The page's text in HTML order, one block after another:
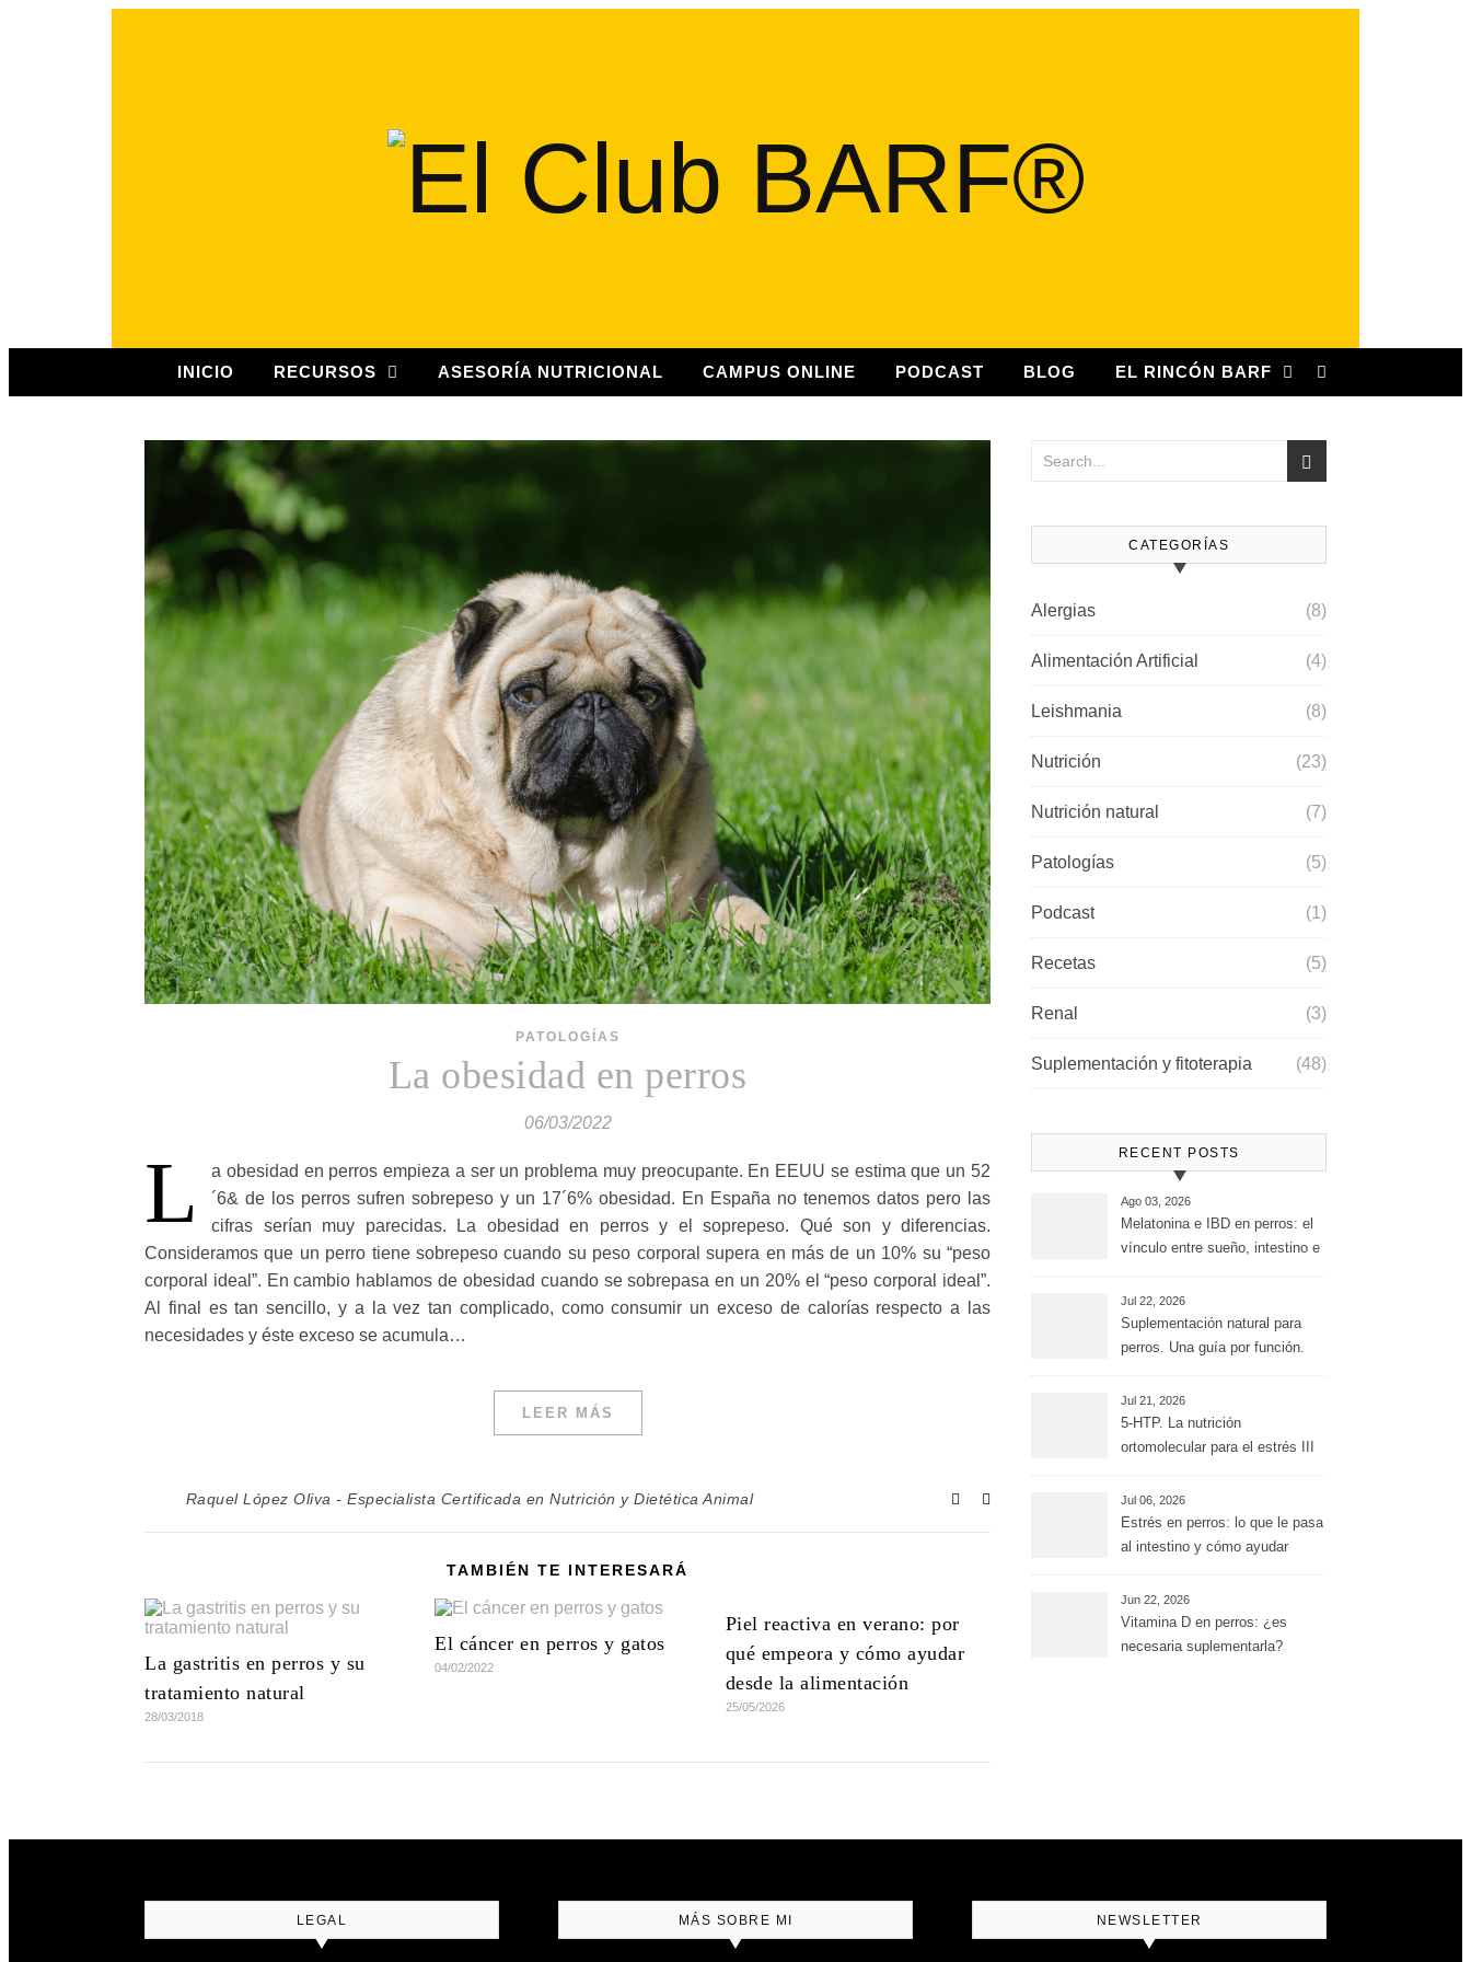
INICIO RECURSOS ASESORÍA NUTRICIONAL CAMPUS ONLINE PODCAST BLOG EL RINCÓN BARF
PATOLOGÍAS
La obesidad en perros
06/03/2022
L
a obesidad en perros empieza a ser un problema muy preocupante. En EEUU se estima que un 52
´6& de los perros sufren sobrepeso y un 17´6% obesidad. En España no tenemos datos pero las
cifras serían muy parecidas. La obesidad en perros y el soprepeso. Qué son y diferencias.
Consideramos que un perro tiene sobrepeso cuando su peso corporal supera en más de un 10% su “peso
corporal ideal”. En cambio hablamos de obesidad cuando se sobrepasa en un 20% el “peso corporal ideal”.
Al final es tan sencillo, y a la vez tan complicado, como consumir un exceso de calorías respecto a las
necesidades y éste exceso se acumula…
LEER MÁS
Raquel López Oliva - Especialista Certificada en Nutrición y Dietética Animal
TAMBIÉN TE INTERESARÁ
La gastritis en perros y su
tratamiento natural
28/03/2018
El cáncer en perros y gatos
04/02/2022
Piel reactiva en verano: por
qué empeora y cómo ayudar
desde la alimentación
25/05/2026
CATEGORÍAS
Alergias (8)
Alimentación Artificial (4)
Leishmania (8)
Nutrición (23)
Nutrición natural (7)
Patologías (5)
Podcast (1)
Recetas (5)
Renal (3)
Suplementación y fitoterapia (48)
RECENT POSTS
Ago 03, 2026
Melatonina e IBD en perros: el
vínculo entre sueño, intestino e
Jul 22, 2026
Suplementación natural para
perros. Una guía por función.
Jul 21, 2026
5-HTP. La nutrición
ortomolecular para el estrés III
Jul 06, 2026
Estrés en perros: lo que le pasa
al intestino y cómo ayudar
Jun 22, 2026
Vitamina D en perros: ¿es
necesaria suplementarla?
LEGAL MÁS SOBRE MI NEWSLETTER